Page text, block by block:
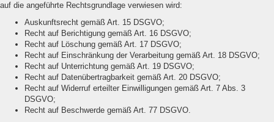
auf die angeführte Rechtsgrundlage verwiesen wird:
Auskunftsrecht gemäß Art. 15 DSGVO;
Recht auf Berichtigung gemäß Art. 16 DSGVO;
Recht auf Löschung gemäß Art. 17 DSGVO;
Recht auf Einschränkung der Verarbeitung gemäß Art. 18 DSGVO;
Recht auf Unterrichtung gemäß Art. 19 DSGVO;
Recht auf Datenübertragbarkeit gemäß Art. 20 DSGVO;
Recht auf Widerruf erteilter Einwilligungen gemäß Art. 7 Abs. 3
DSGVO;
Recht auf Beschwerde gemäß Art. 77 DSGVO.